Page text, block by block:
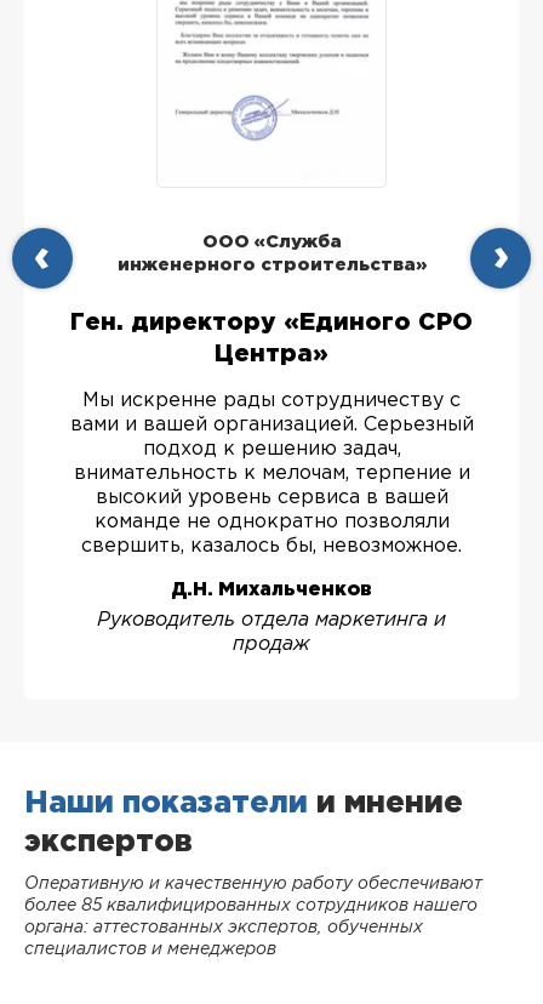
ООО «Служба
инженерного строительства»
Ген. директору «Единого СРО
Центра»
Мы искренне рады сотрудничеству с
вами и вашей организацией. Серьезный
подход к решению задач,
внимательность к мелочам, терпение и
высокий уровень сервиса в вашей
команде не однократно позволяли
свершить, казалось бы, невозможное.
Д.Н. Михальченков
Руководитель отдела маркетинга и
продаж
Наши показатели и мнение
экспертов
Оперативную и качественную работу обеспечивают
более 85 квалифицированных сотрудников нашего
органа: аттестованных экспертов, обученных
специалистов и менеджеров